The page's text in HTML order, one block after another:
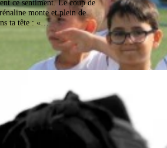
ce sentiment. Le coup de
monte et plein de
ta tête : «…